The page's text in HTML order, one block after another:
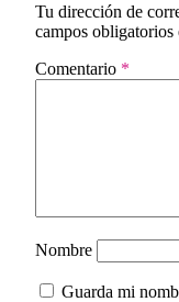
Tu dirección de
campos obligatorios
Comentario *
Nombre
Guarda mi